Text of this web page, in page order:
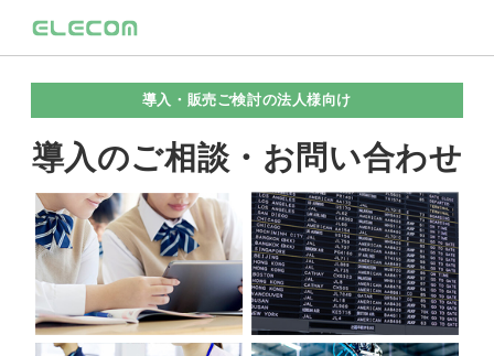
導入・販売ご検討の法人様向け
導入のご相談・お問い合わせ